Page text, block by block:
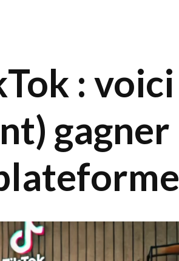
: voici
gagner